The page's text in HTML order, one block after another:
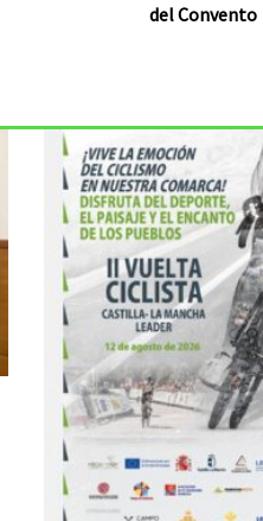
del Convento